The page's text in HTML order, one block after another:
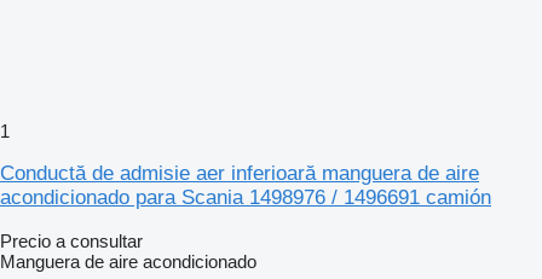
1
Conductă de admisie aer inferioară manguera de aire
acondicionado para Scania 1498976 / 1496691 camión
Precio a consultar
Manguera de aire acondicionado